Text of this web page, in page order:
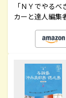
「ＮＹでやる
カーと達人編集